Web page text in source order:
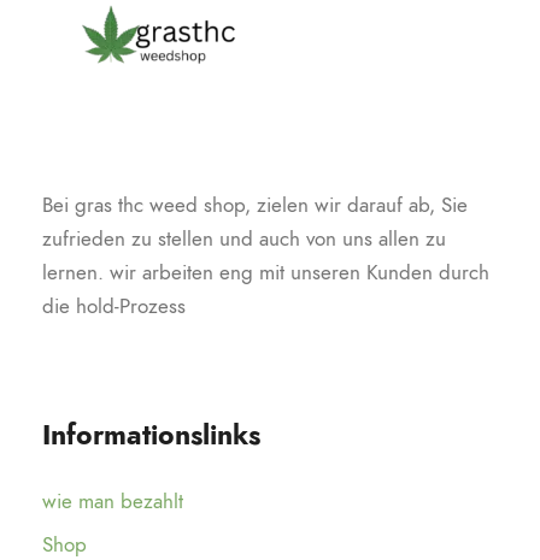
Bei gras thc weed shop, zielen wir darauf ab, Sie
zufrieden zu stellen und auch von uns allen zu
lernen. wir arbeiten eng mit unseren Kunden durch
die hold-Prozess
Informationslinks
wie man bezahlt
Shop